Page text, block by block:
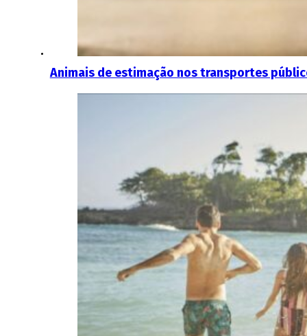
Animais de estimação nos transportes